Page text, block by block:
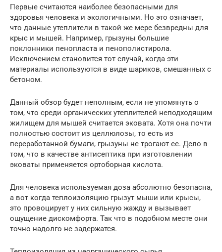
Первые считаются наиболее безопасными для
здоровья человека и экологичными. Но это означает,
что данные утеплители в такой же мере безвредны для
крыс и мышей. Например, грызуны большие
поклонники пенопласта и пенополистирола.
Исключением становится тот случай, когда эти
материалы используются в виде шариков, смешанных с
бетоном.
Данный обзор будет неполным, если не упомянуть о
том, что среди органических утеплителей неподходящим
жилищем для мышей считается эковата. Хотя она почти
полностью состоит из целлюлозы, то есть из
переработанной бумаги, грызуны не трогают ее. Дело в
том, что в качестве антисептика при изготовлении
эковаты применяется ортоборная кислота.
Для человека используемая доза абсолютно безопасна,
а вот когда теплоизоляцию грызут мыши или крысы,
это провоцирует у них сильную жажду и вызывает
ощущение дискомфорта. Так что в подобном месте они
точно надолго не задержатся.